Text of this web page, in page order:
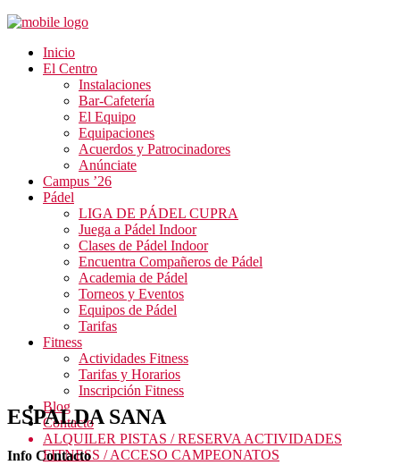
Inicio
El Centro
Instalaciones
Bar-Cafetería
El Equipo
Equipaciones
Acuerdos y Patrocinadores
Anúnciate
Campus ’26
Pádel
LIGA DE PÁDEL CUPRA
Juega a Pádel Indoor
Clases de Pádel Indoor
Encuentra Compañeros de Pádel
Academia de Pádel
Torneos y Eventos
Equipos de Pádel
Tarifas
Fitness
Actividades Fitness
Tarifas y Horarios
Inscripción Fitness
Blog
Contacto
ALQUILER PISTAS / RESERVA ACTIVIDADES
FITNESS / ACCESO CAMPEONATOS
ESPALDA SANA
Info Contacto